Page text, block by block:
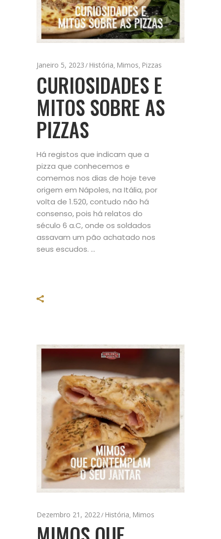
Janeiro 5, 2023 História, Mimos, Pizzas
CURIOSIDADES E
MITOS SOBRE AS
PIZZAS
Há registos que indicam que a
pizza que conhecemos e
comemos nos dias de hoje teve
origem em Nápoles, na Itália, por
volta de 1.520, contudo não há
consenso, pois há relatos do
século 6 a.C, onde os soldados
assavam um pão achatado nos
seus escudos.
Dezembro 21, 2022 História, Mimos